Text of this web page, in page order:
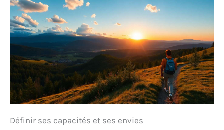
Définir ses capacités et ses envies